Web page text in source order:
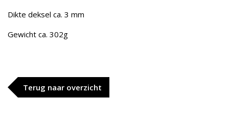
Dikte deksel ca. 3 mm
Gewicht ca. 302g
Terug naar overzicht